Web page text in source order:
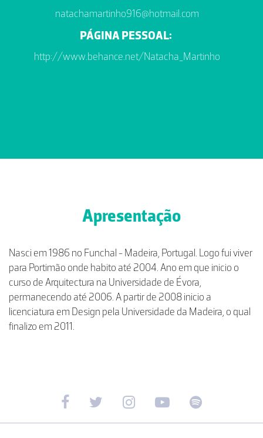
natachamartinho916@hotmail.com
PÁGINA PESSOAL:
http://www.behance.net/Natacha_Martinho
Apresentação
Nasci em 1986 no Funchal - Madeira, Portugal. Logo fui viver
para Portimão onde habito até 2004. Ano em que inicio o
curso de Arquitectura na Universidade de Évora,
permanecendo até 2006. A partir de 2008 inicio a
licenciatura em Design pela Universidade da Madeira, o qual
finalizo em 2011.